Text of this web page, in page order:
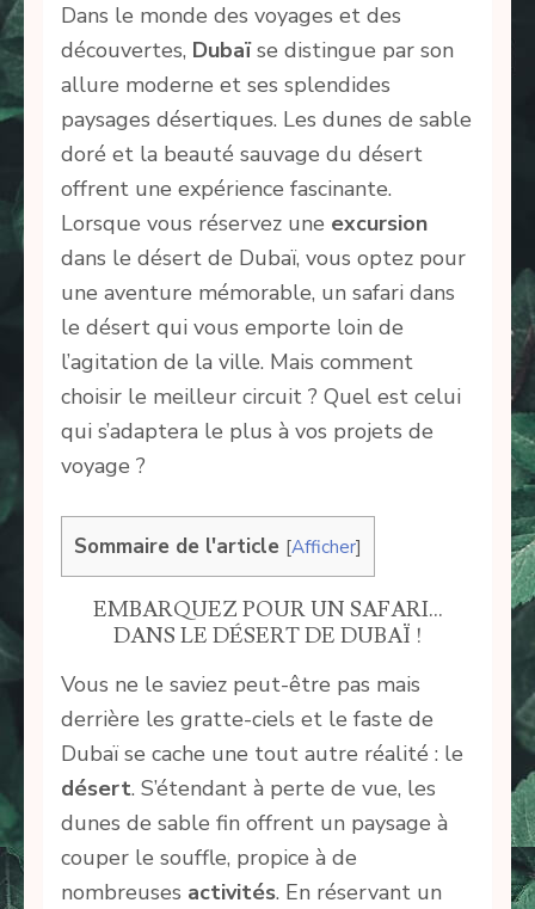
Dans le monde des voyages et des
découvertes, Dubaïse distingue par son
allure moderne et ses splendides
paysages désertiques. Les dunes de sable
doré et la beauté sauvage du désert
offrent une expérience fascinante.
Lorsque vous réservez une excursion
dans le désert de Dubaï, vous optez pour
une aventure mémorable, un safari dans
le désert qui vous emporte loin de
l’agitation de la ville. Mais comment
choisir le meilleur circuit ? Quel est celui
qui s’adaptera le plus à vos projets de
voyage ?
Sommaire de l'article [Afficher]
EMBARQUEZ POUR UN SAFARI…
DANS LE DÉSERT DE DUBAÏ !
Vous ne le saviez peut-être pas mais
derrière les gratte-ciels et le faste de
Dubaï se cache une tout autre réalité : le
désert. S’étendant à perte de vue, les
dunes de sable fin offrent un paysage à
couper le souffle, propice à de
nombreuses activités. En réservant un